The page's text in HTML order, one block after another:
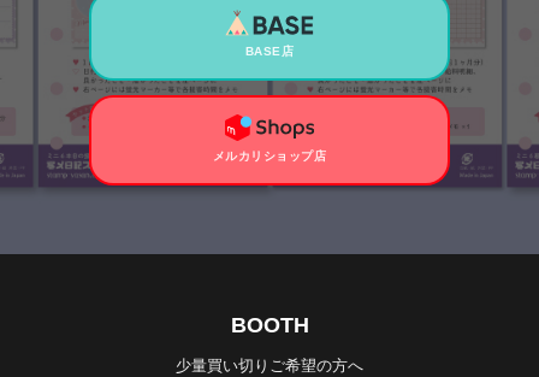
BASE店
メルカリショップ店
BOOTH
少量買い切りご希望の方へ